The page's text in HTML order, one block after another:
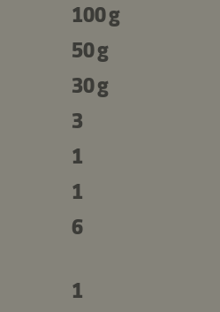
100 g
50 g
30 g
3
1
1
6
1